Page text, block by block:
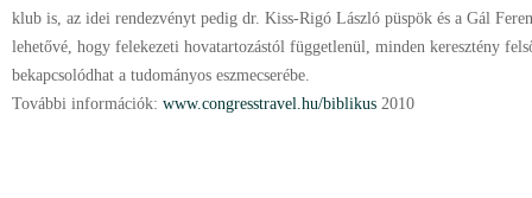
klub is, az idei rendezvényt pedig dr. Kiss-Rigó László püspök és a Gál
lehetővé, hogy felekezeti hovatartozástól függetlenül, minden keresztény
bekapcsolódhat a tudományos eszmecserébe.
További információk: www.congresstravel.hu/biblikus 2010